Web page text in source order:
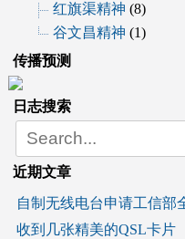
红旗渠精神 (8)
谷文昌精神 (1)
传播预测
日志搜索
近期文章
自制无线电台申请工信部
收到几张精美的QSL卡片